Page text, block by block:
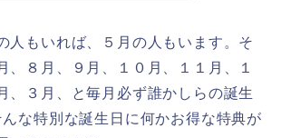
人もいれば、５月の人もいます。そ
、８月、９月、１０月、１１月、１
、３月、と毎月必ず誰かしらの誕生
んな特別な誕生日に何かお得な特典が